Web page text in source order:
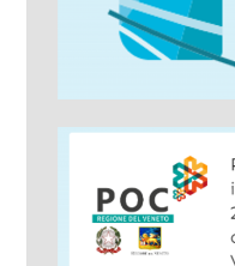
VENETO
FESR 14-